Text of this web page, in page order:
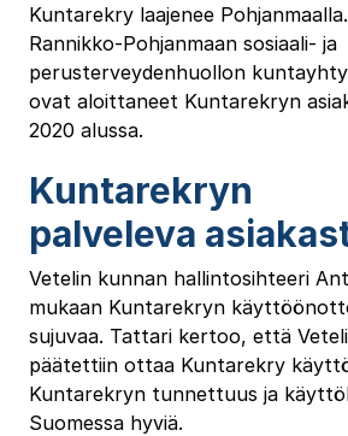
Kuntarekry laajenee
Rannikko-Pohjanmaan sosiaali- ja
perusterveydenhuollon
ovat aloittaneet Kuntarekryn
2020 alussa.
Kuntarekryn
palveleva
Vetelin kunnan hallintosihteeri
mukaan Kuntarekryn
sujuvaa. Tattari kertoo, että
päätettiin ottaa Kuntarekry
Kuntarekryn tunnettuus ja
Suomessa hyviä.